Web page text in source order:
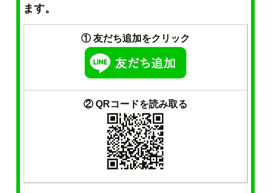
ます。
① 友だち追加をクリック
② QRコードを読み取る